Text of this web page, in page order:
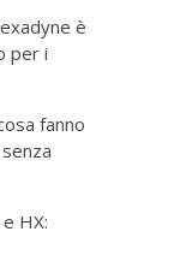
è
per i
fanno
HX: